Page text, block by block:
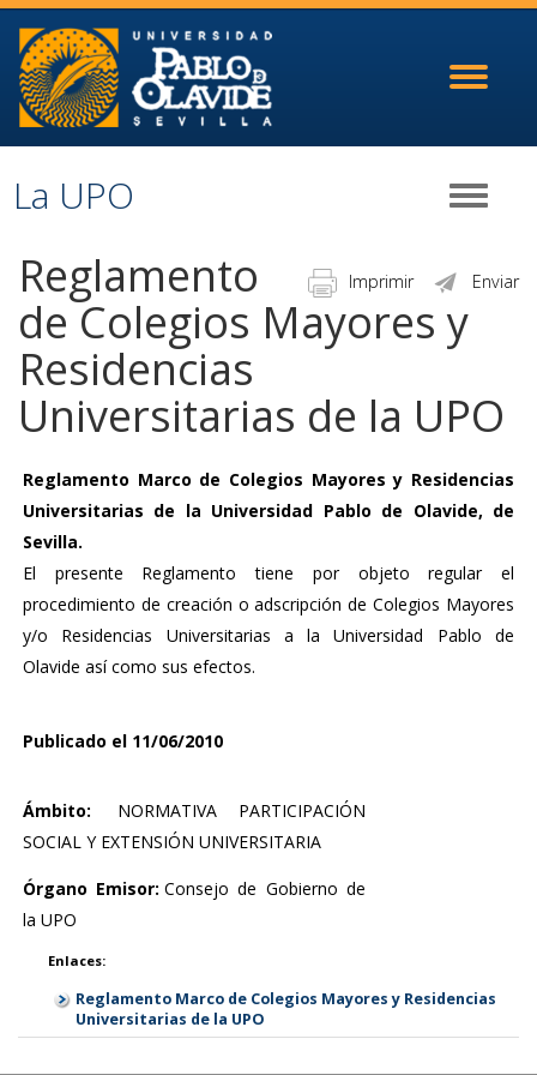
Toggle
Toggle
La UPO
Enviar
Imprimir
Reglamento
de Colegios Mayores y
Residencias
Universitarias de la UPO
Reglamento Marco de Colegios Mayores y Residencias
Universitarias de la Universidad Pablo de Olavide, de
Sevilla.
El presente Reglamento tiene por objeto regular el
procedimiento de creación o adscripción de Colegios Mayores
y/o Residencias Universitarias a la Universidad Pablo de
Olavide así como sus efectos.
Publicado el 11/06/2010
Ámbito:
NORMATIVA PARTICIPACIÓN
SOCIAL Y EXTENSIÓN UNIVERSITARIA
Órgano Emisor: Consejo de Gobierno de
la UPO
Enlaces:
Reglamento Marco de Colegios Mayores y Residencias
Universitarias de la UPO